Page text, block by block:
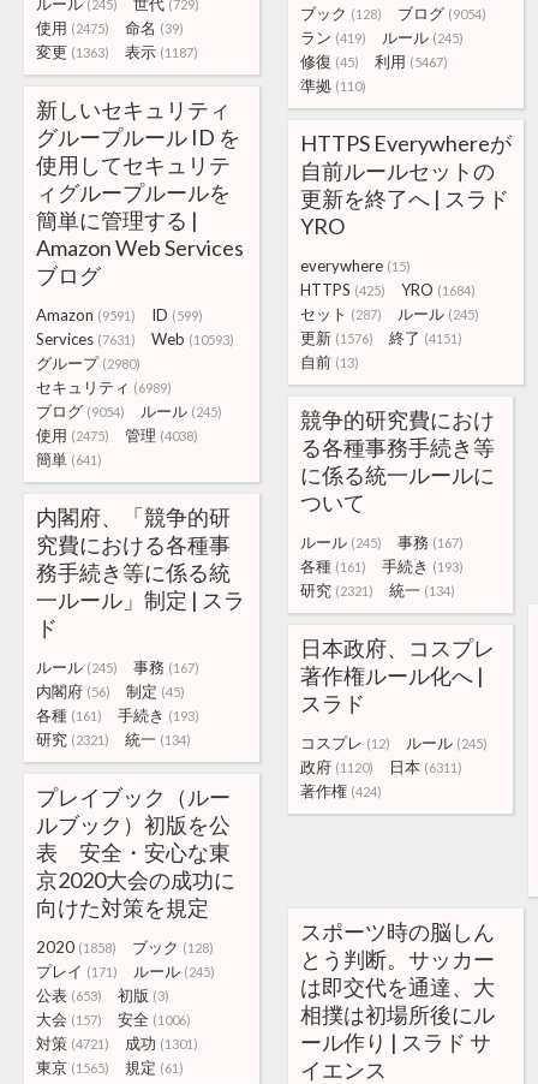
ブック (128) ブログ (9054)
ラン (419) ルール (245)
修復 (45) 利用 (5467)
準拠 (110)
(245) (729)
使用 (2475) 命名 (39)
変更 (1363) 表示 (1187)
新しいセキュリティ
グループルール ID を
使用してセキュリテ
ィグループルールを
簡単に管理する |
Amazon Web Services
ブログ
Amazon (9591) ID (599)
Services (7631) Web (10593)
グループ (2980)
セキュリティ (6989)
ブログ (9054) ルール (245)
使用 (2475) 管理 (4038)
簡単 (641)
HTTPS Everywhereが
自前ルールセットの
更新を終了へ | スラド
YRO
everywhere (15)
HTTPS (425) YRO (1684)
セット (287) ルール (245)
更新 (1576) 終了 (4151)
自前 (13)
競争的研究費におけ
る各種事務手続き等
に係る統一ルールに
ついて
ルール (245) 事務 (167)
各種 (161) 手続き (193)
研究 (2321) 統一 (134)
内閣府、「競争的研
究費における各種事
務手続き等に係る統
一ルール」制定 | スラ
ド
ルール (245) 事務 (167)
内閣府 (56) 制定 (45)
各種 (161) 手続き (193)
研究 (2321) 統一 (134)
プレイブック（ルー
ルブック）初版を公
表 安全・安心な東
京2020大会の成功に
向けた対策を規定
2020 (1858) ブック (128)
プレイ (171) ルール (245)
公表 (653) 初版 (3)
大会 (157) 安全 (1006)
対策 (4721) 成功 (1301)
東京 (1565) 規定 (61)
日本政府、コスプレ
著作権ルール化へ |
スラド
コスプレ (12) ルール (245)
政府 (1120) 日本 (6311)
著作権 (424)
スポーツ時の脳しん
とう判断。サッカー
は即交代を通達、大
相撲は初場所後にル
ール作り | スラド サ
イエンス